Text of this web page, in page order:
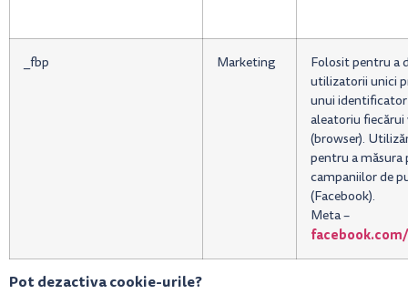
_fbp Marketing
Folosit pentru a
utilizatorii unici
unui
aleatoriu
(browser).
pentru a
campaniilor de
(Facebook).
Meta –
Pot dezactiva cookie-urile?